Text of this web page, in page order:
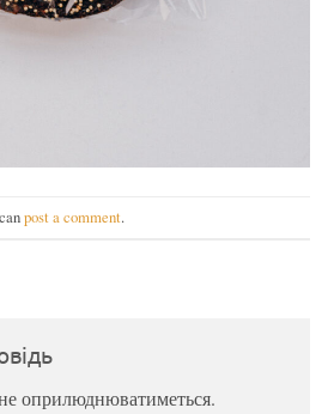
post a comment.
оприлюднюватиметься.